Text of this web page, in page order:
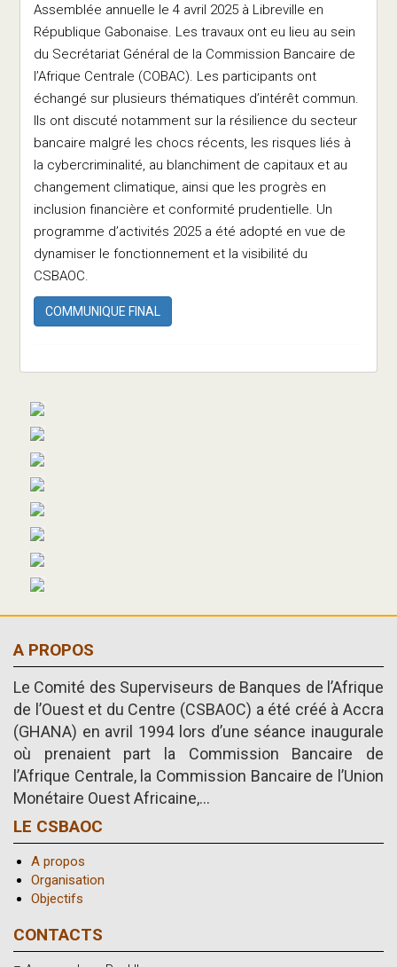
Assemblée annuelle le 4 avril 2025 à Libreville en
République Gabonaise. Les travaux ont eu lieu au sein
du Secrétariat Général de la Commission Bancaire de
l’Afrique Centrale (COBAC). Les participants ont
échangé sur plusieurs thématiques d’intérêt commun.
Ils ont discuté notamment sur la résilience du secteur
bancaire malgré les chocs récents, les risques liés à
la cybercriminalité, au blanchiment de capitaux et au
changement climatique, ainsi que les progrès en
inclusion financière et conformité prudentielle. Un
programme d’activités 2025 a été adopté en vue de
dynamiser le fonctionnement et la visibilité du
CSBAOC.
COMMUNIQUE FINAL
A PROPOS
Le Comité des Superviseurs de Banques de l’Afrique
de l’Ouest et du Centre (CSBAOC) a été créé à Accra
(GHANA) en avril 1994 lors d’une séance inaugurale
où prenaient part la Commission Bancaire de
l’Afrique Centrale, la Commission Bancaire de l’Union
Monétaire Ouest Africaine,...
LE CSBAOC
A propos
Organisation
Objectifs
CONTACTS